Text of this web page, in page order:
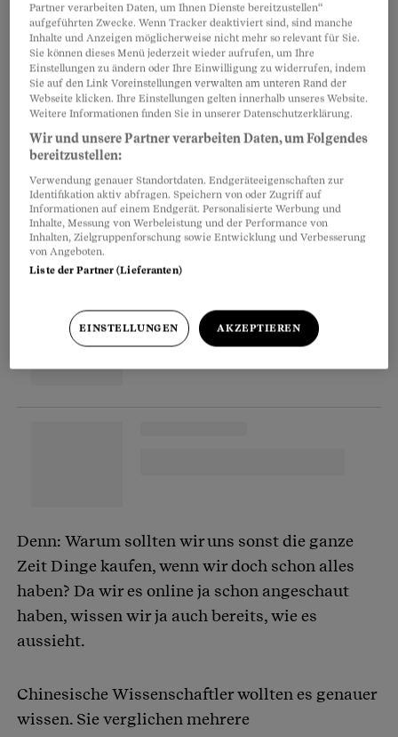
Der Zauber beim Auspacken
Dass das Auspacken eine besondere Faszination
auf uns ausübt, weiss der Basler
Philosophieprofessor und Wirtschaftsethiker
Andreas Brenner: «In der Wissenschaft wurde
schon lange vermutet, dass es den Menschen
mehr um den Akt des Auspackens geht als um
den Inhalt.»
Partnerinhalte
Denn: Warum sollten wir uns sonst die ganze
Zeit Dinge kaufen, wenn wir doch schon alles
haben? Da wir es online ja schon angeschaut
haben, wissen wir ja auch bereits, wie es
aussieht.
Chinesische Wissenschaftler wollten es genauer
wissen. Sie verglichen mehrere
Partner verarbeiten Daten, um Ihnen Dienste bereitzustellen“
aufgeführten Zwecke. Wenn Tracker deaktiviert sind, sind manche
Inhalte und Anzeigen möglicherweise nicht mehr so relevant für Sie.
Sie können dieses Menü jederzeit wieder aufrufen, um Ihre
Einstellungen zu ändern oder Ihre Einwilligung zu widerrufen, indem
Sie auf den Link Voreinstellungen verwalten am unteren Rand der
Webseite klicken. Ihre Einstellungen gelten innerhalb unseres Website.
Weitere Informationen finden Sie in unserer Datenschutzerklärung.
Wir und unsere Partner verarbeiten Daten, um Folgendes
bereitzustellen:
Verwendung genauer Standortdaten. Endgeräteeigenschaften zur
Identifikation aktiv abfragen. Speichern von oder Zugriff auf
Informationen auf einem Endgerät. Personalisierte Werbung und
Inhalte, Messung von Werbeleistung und der Performance von
Inhalten, Zielgruppenforschung sowie Entwicklung und Verbesserung
von Angeboten.
Liste der Partner (Lieferanten)
EINSTELLUNGEN AKZEPTIEREN